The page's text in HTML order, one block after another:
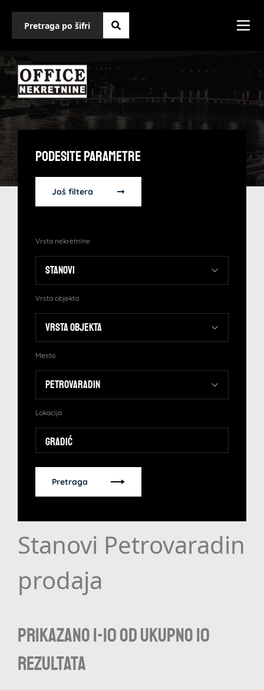
Podesite Parametre
Još filtera
Vrsta nekretnine
Vrsta objekta
Mesto
Lokacija
Gradić
Pretraga
Stanovi Petrovaradin
prodaja
Prikazano 1-10 od ukupno 10
rezultata